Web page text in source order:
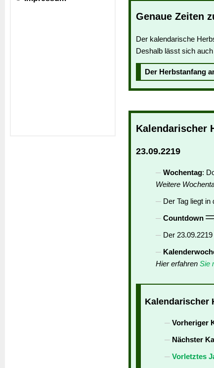
Genaue Zeiten
Der kalendarische
Deshalb lässt sich
Der Herbstanfang
Kalendarischer
23.09.2219
Wochentag:
Weitere
Der Tag liegt in
Countdown
Der
Hier erfahren Sie
Kalendarischer
Vorheriger
Nächster
Vorletztes